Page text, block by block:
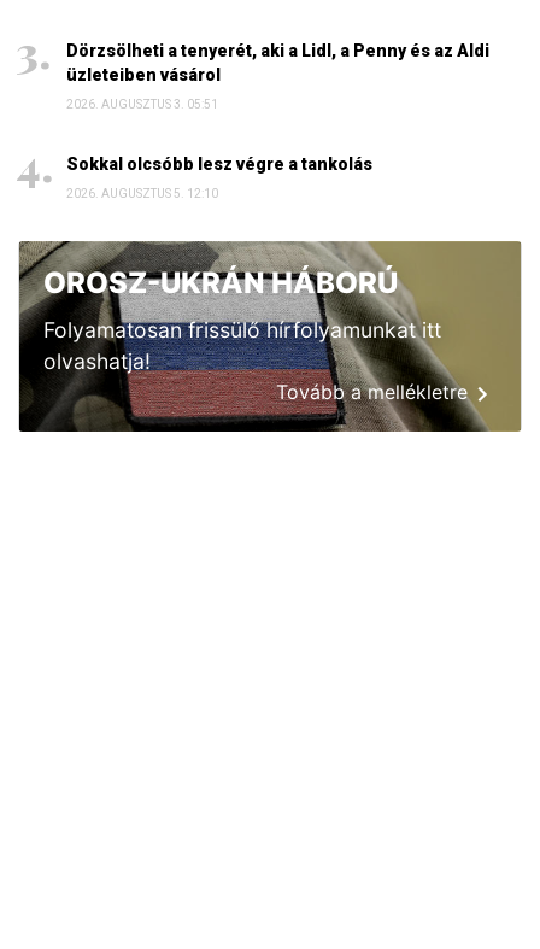
Dörzsölheti a tenyerét, aki a Lidl, a Penny és az Aldi
üzleteiben vásárol
2026. AUGUSZTUS 3. 05:51
Sokkal olcsóbb lesz végre a tankolás
2026. AUGUSZTUS 5. 12:10
OROSZ-UKRÁN HÁBORÚ
Folyamatosan frissülő hírfolyamunkat itt
olvashatja!
Tovább a mellékletre